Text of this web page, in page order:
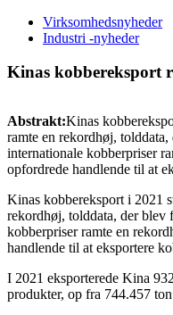
Virksomhedsnyheder
Industri -nyheder
Kinas kobbereksport
Abstrakt:Kinas
ramte en rekordhøj,
internationale kobberpriser
opfordrede handlende til at
Kinas kobbereksport i 2021
rekordhøj, tolddata, der blev
kobberpriser ramte en
handlende til at eksportere
I 2021 eksporterede Kina
produkter, op fra 744.457